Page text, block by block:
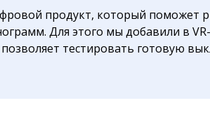
продукт, который поможет
Для этого мы добавили в
тестировать готовую